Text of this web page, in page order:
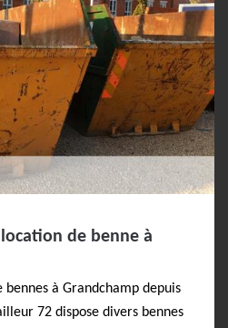
de benne à
à Grandchamp depuis
72 dispose divers bennes